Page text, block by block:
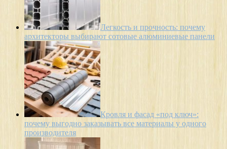
Легкость и прочность: почему
архитекторы выбирают сотовые алюминиевые панели
Кровля и фасад «под ключ»:
почему выгодно заказывать все материалы у одного
производителя